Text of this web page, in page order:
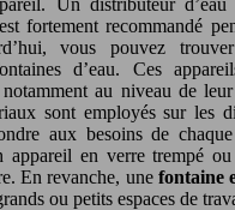
fortement recommandé
vous pouvez
d’eau. Ces
notamment au niveau de
sont employés sur les
aux besoins de
appareil en verre trempé
En revanche, une fontaine
ou petits espaces de